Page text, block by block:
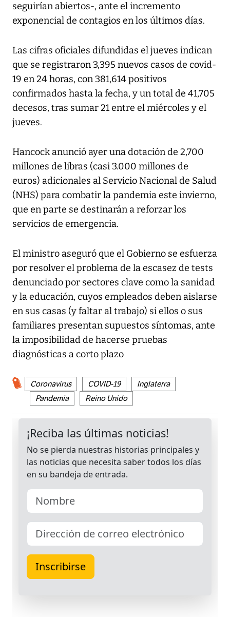
seguirían abiertos-, ante el incremento
exponencial de contagios en los últimos días.
Las cifras oficiales difundidas el jueves indican
que se registraron 3,395 nuevos casos de covid-
19 en 24 horas, con 381,614 positivos
confirmados hasta la fecha, y un total de 41,705
decesos, tras sumar 21 entre el miércoles y el
jueves.
Hancock anunció ayer una dotación de 2,700
millones de libras (casi 3.000 millones de
euros) adicionales al Servicio Nacional de Salud
(NHS) para combatir la pandemia este invierno,
que en parte se destinarán a reforzar los
servicios de emergencia.
El ministro aseguró que el Gobierno se esfuerza
por resolver el problema de la escasez de tests
denunciado por sectores clave como la sanidad
y la educación, cuyos empleados deben aislarse
en sus casas (y faltar al trabajo) si ellos o sus
familiares presentan supuestos síntomas, ante
la imposibilidad de hacerse pruebas
diagnósticas a corto plazo
Coronavirus COVID-19
Inglaterra
Pandemia
Reino Unido